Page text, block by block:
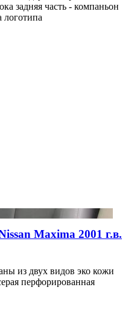
задняя часть - компаньон
Maxima 2001 г.в.
из двух видов эко кожи
перфорированная